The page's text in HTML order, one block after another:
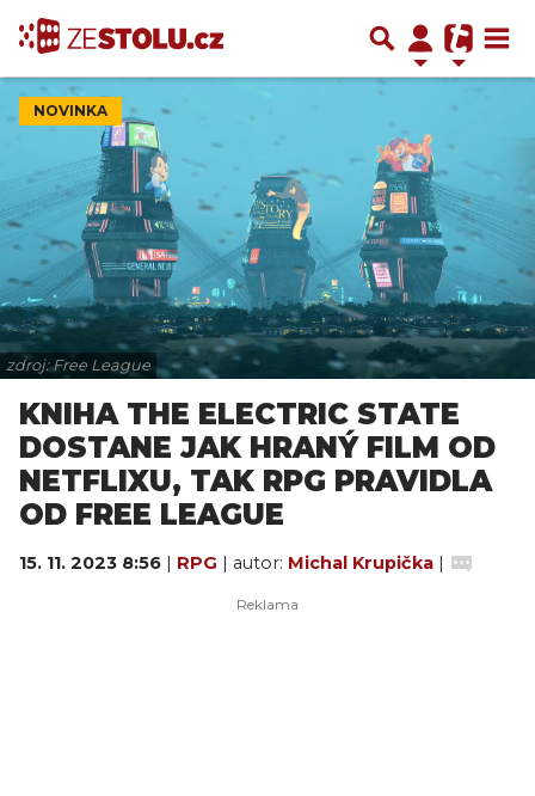
NOVINKA
zdroj: Free League
KNIHA THE ELECTRIC STATE
DOSTANE JAK HRANÝ FILM OD
NETFLIXU, TAK RPG PRAVIDLA
OD FREE LEAGUE
15. 11. 2023 8:56 | RPG | autor: Michal Krupička |